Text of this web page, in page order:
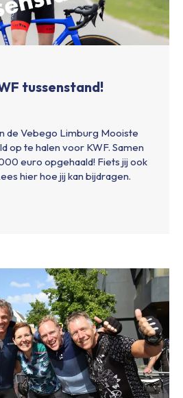
tussenstand!
de Vebego Limburg Mooiste
op te halen voor KWF. Samen
euro opgehaald! Fiets jij ook
hier hoe jij kan bijdragen.